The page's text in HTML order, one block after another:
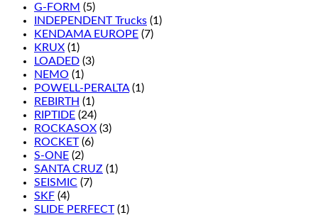
G-FORM (5)
INDEPENDENT Trucks (1)
KENDAMA EUROPE (7)
KRUX (1)
LOADED (3)
NEMO (1)
POWELL-PERALTA (1)
REBIRTH (1)
RIPTIDE (24)
ROCKASOX (3)
ROCKET (6)
S-ONE (2)
SANTA CRUZ (1)
SEISMIC (7)
SKF (4)
SLIDE PERFECT (1)